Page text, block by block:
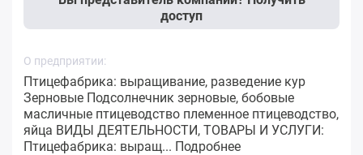
доступ
О предприятии:
Птицефабрика: выращивание, разведение кур
Зерновые Подсолнечник зерновые, бобовые
масличные птицеводство племенное птицеводство,
яйца ВИДЫ ДЕЯТЕЛЬНОСТИ, ТОВАРЫ И УСЛУГИ:
Птицефабрика: выращ... Подробнее